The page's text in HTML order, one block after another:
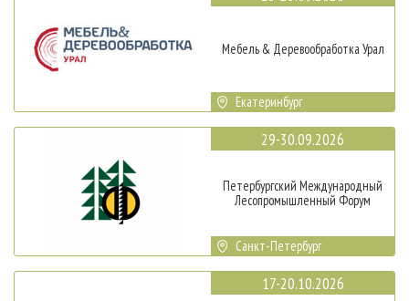
Мебель & Деревообработка Урал
Екатеринбург
29-30.09.2026
Петербургский Международный
Лесопромышленный Форум
Санкт-Петербург
17-20.10.2026